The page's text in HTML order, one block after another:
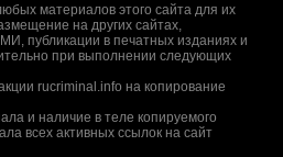
материалов этого сайта для их
на других сайтах,
публикации в печатных изданиях и
при выполнении следующих
rucriminal.info на копирование
и наличие в теле копируемого
всех активных ссылок на сайт